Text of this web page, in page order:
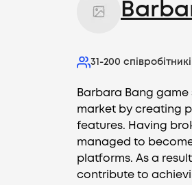
31-200
Barbara Bang
market by creating
features. Having
managed to
platforms. As a
contribute to